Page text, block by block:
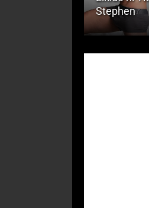
My First Job